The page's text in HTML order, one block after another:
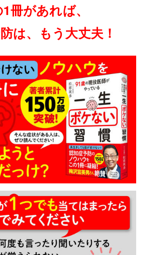
冊があれば、
は、もう大丈夫！